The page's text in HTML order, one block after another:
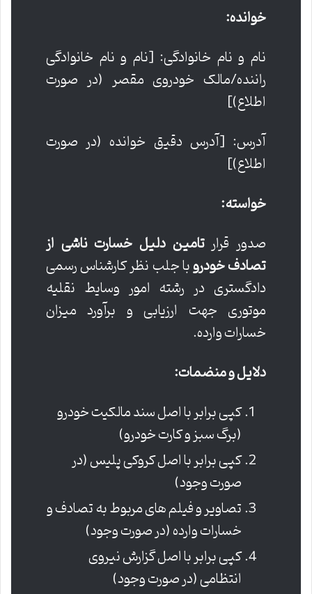
خوانده:
نام و نام خانوادگی: [نام و نام خانوادگی
راننده/مالک خودروی مقصر (در صورت
اطلاع)]
آدرس: [آدرس دقیق خوانده (در صورت
اطلاع)]
خواسته:
صدور قرارتامین دلیل خسارت ناشی از
تصادف خودروبا جلب نظر کارشناس رسمی
دادگستری در رشته امور وسایط نقلیه
موتوری جهت ارزیابی و برآورد میزان
خسارات وارده.
دلایل و منضمات:
کپی برابر با اصل سند مالکیت خودرو
(برگ سبز و کارت خودرو)
کپی برابر با اصل کروکی پلیس (در
صورت وجود)
تصاویر و فیلم های مربوط به تصادف و
خسارات وارده (در صورت وجود)
کپی برابر با اصل گزارش نیروی
انتظامی (در صورت وجود)